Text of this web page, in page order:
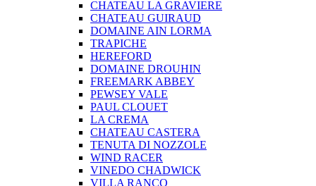
CHATEAU LA GRAVIERE
CHATEAU GUIRAUD
DOMAINE AIN LORMA
TRAPICHE
HEREFORD
DOMAINE DROUHIN
FREEMARK ABBEY
PEWSEY VALE
PAUL CLOUET
LA CREMA
CHATEAU CASTERA
TENUTA DI NOZZOLE
WIND RACER
VINEDO CHADWICK
VILLA RANCO